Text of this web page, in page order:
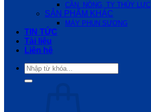
CẦN, NÒNG, TY THỦY LỰC
SẢN PHẨM KHÁC
MÁY PHUN SƯƠNG
TIN TỨC
Tài liệu
Liên hệ
Tìm
kiếm: